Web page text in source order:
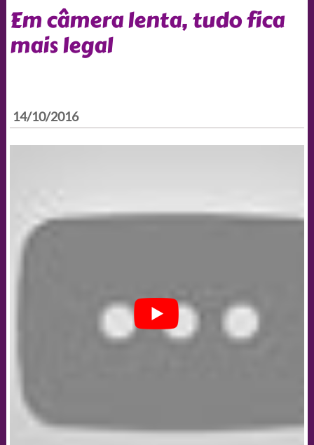
Em câmera lenta, tudo fica
mais legal
14/10/2016